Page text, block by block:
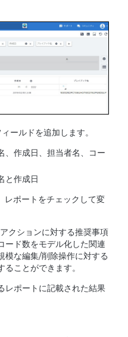
ールドを追加します。
、作成日、担当者名、コー
と作成日
ポートをチェックして変
クションに対する推奨事項
ード数をモデル化した関連
模な編集/削除操作に対する
ことができます。
レポートに記載された結果